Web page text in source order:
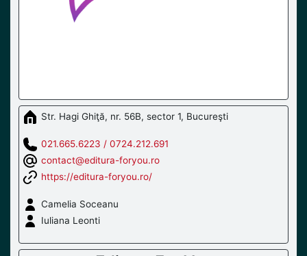
Str. Hagi Ghiţă, nr. 56B, sector 1, Bucureşti
021.665.6223 / 0724.212.691
contact@editura-foryou.ro
https://editura-foryou.ro/
Camelia Soceanu
Iuliana Leonti